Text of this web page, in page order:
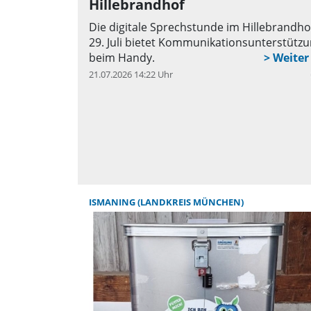
Hillebrandhof
Die digitale Sprechstunde im
29. Juli bietet
beim Handy.
21.07.2026 14:22 Uhr
ISMANING (LANDKREIS MÜNCHEN)